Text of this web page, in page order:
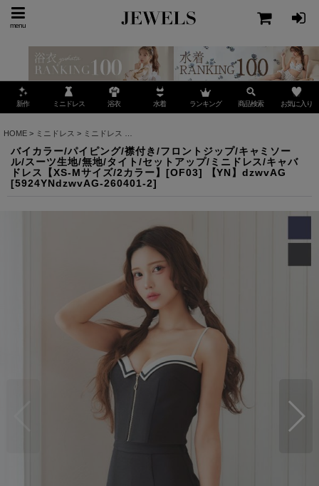
menu
新作 ミニドレス 浴衣 水着 ランキング 商品検索 お気に入り
HOME > ミニドレス > ミニドレス
バイカラー/パイピング/襟付き/フロントジップ/キャミソー
ル/スーツ生地/無地/タイト/セットアップ/ミニドレス/キャバ
ドレス【XS-Mサイズ/2カラー】[OF03] 【YN】dzwvAG
[5924YNdzwvAG-260401-2]